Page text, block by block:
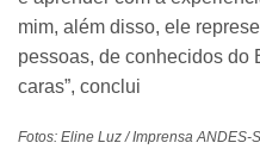
mim, além disso, ele
pessoas, de conhecidos do
caras”, conclui
Fotos: Eline Luz / Imprensa ANDES-